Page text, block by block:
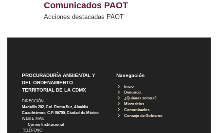
Comunicados PAOT
Acciones destacadas PAOT
PROCURADURÍA AMBIENTAL Y
DEL ORDENAMIENTO
TERRITORIAL DE LA CDMX
DIRECCIÓN
Medellín 202, Col. Roma Sur, Alcaldía
Cuauhtémoc, C.P. 06700, Ciudad de México
WEB E-MAIL
Correo Institucional
TELÉFONO
Navegación
Inicio
Denuncia
¿Quiénes somos?
Micrositios
Comunicados
Consejo de Gobierno